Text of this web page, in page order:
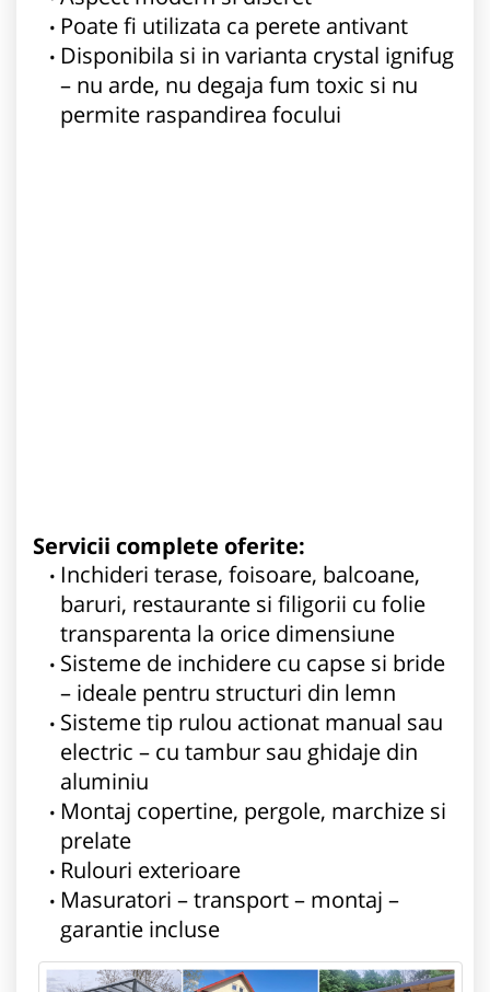
Poate fi utilizata ca perete antivant
Disponibila si in varianta crystal ignifug
– nu arde, nu degaja fum toxic si nu
permite raspandirea focului
Servicii complete oferite:
Inchideri terase, foisoare, balcoane,
baruri, restaurante si filigorii cu folie
transparenta la orice dimensiune
Sisteme de inchidere cu capse si bride
– ideale pentru structuri din lemn
Sisteme tip rulou actionat manual sau
electric – cu tambur sau ghidaje din
aluminiu
Montaj copertine, pergole, marchize si
prelate
Rulouri exterioare
Masuratori – transport – montaj –
garantie incluse